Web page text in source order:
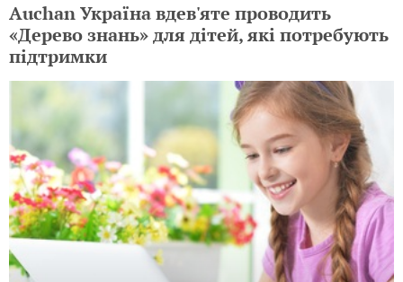
Auchan Україна вдев'яте проводить
«Дерево знань» для дітей, які потребують
підтримки